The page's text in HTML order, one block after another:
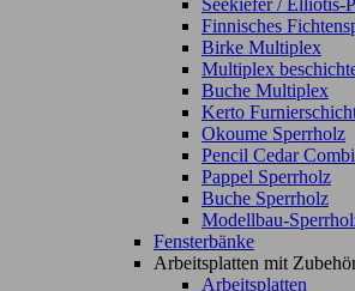
Seekiefer / Elliotis-
Finnisches
Birke Multiplex
Multiplex
Buche Multiplex
Kerto
Okoume Sperrholz
Pencil Cedar
Pappel Sperrholz
Buche Sperrholz
Modellbau-
Fensterbänke
Arbeitsplatten mit
Arbeitsplatten